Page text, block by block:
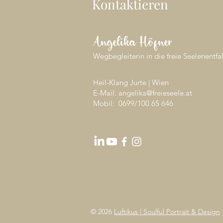
Kontaktieren
Angelika Höfner
Wegbegleiterin in die freie
Heil-Klang Jurte | Wien
E-Mail: angelika@freieseele.at
Mobil: 0699/100 65 646
© 2026 Luftikus | Soulful Portrait & Design